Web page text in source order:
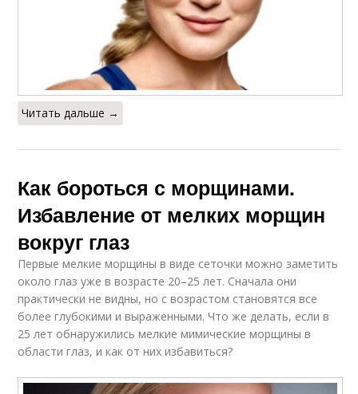
Читать дальше →
Как бороться с морщинами.
Избавление от мелких морщин
вокруг глаз
Первые мелкие морщины в виде сеточки можно заметить
около глаз уже в возрасте 20–25 лет. Сначала они
практически не видны, но с возрастом становятся все
более глубокими и выраженными. Что же делать, если в
25 лет обнаружились мелкие мимические морщины в
области глаз, и как от них избавиться?